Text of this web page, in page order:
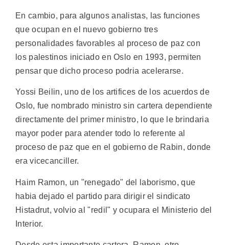
En cambio, para algunos analistas, las funciones
que ocupan en el nuevo gobierno tres
personalidades favorables al proceso de paz con
los palestinos iniciado en Oslo en 1993, permiten
pensar que dicho proceso podria acelerarse.
Yossi Beilin, uno de los artifices de los acuerdos de
Oslo, fue nombrado ministro sin cartera dependiente
directamente del primer ministro, lo que le brindaria
mayor poder para atender todo lo referente al
proceso de paz que en el gobierno de Rabin, donde
era vicecanciller.
Haim Ramon, un "renegado" del laborismo, que
habia dejado el partido para dirigir el sindicato
Histadrut, volvio al "redil" y ocupara el Ministerio del
Interior.